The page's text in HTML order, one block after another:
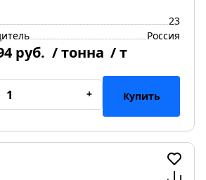
23
Россия
руб. / тонна / т
+ Купить